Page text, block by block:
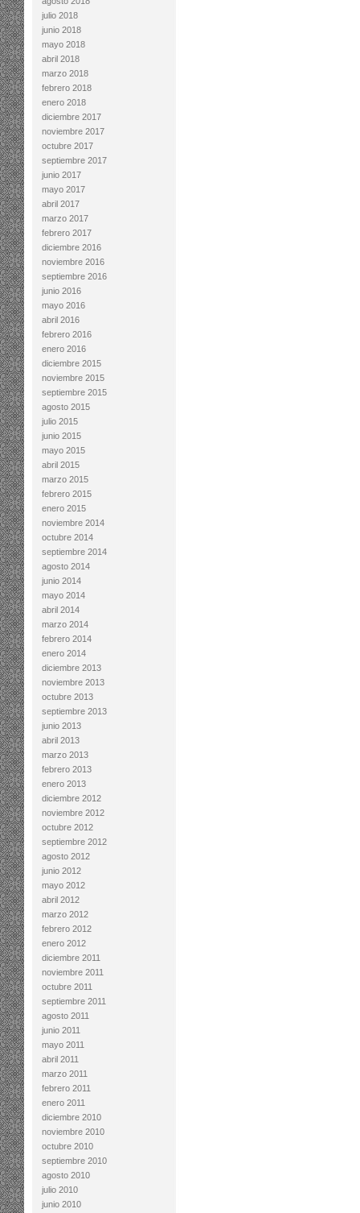
julio 2018
junio 2018
mayo 2018
abril 2018
marzo 2018
febrero 2018
enero 2018
diciembre 2017
noviembre 2017
octubre 2017
septiembre 2017
junio 2017
mayo 2017
abril 2017
marzo 2017
febrero 2017
diciembre 2016
noviembre 2016
septiembre 2016
junio 2016
mayo 2016
abril 2016
febrero 2016
enero 2016
diciembre 2015
noviembre 2015
septiembre 2015
agosto 2015
julio 2015
junio 2015
mayo 2015
abril 2015
marzo 2015
febrero 2015
enero 2015
noviembre 2014
octubre 2014
septiembre 2014
agosto 2014
junio 2014
mayo 2014
abril 2014
marzo 2014
febrero 2014
enero 2014
diciembre 2013
noviembre 2013
octubre 2013
septiembre 2013
junio 2013
abril 2013
marzo 2013
febrero 2013
enero 2013
diciembre 2012
noviembre 2012
octubre 2012
septiembre 2012
agosto 2012
junio 2012
mayo 2012
abril 2012
marzo 2012
febrero 2012
enero 2012
diciembre 2011
noviembre 2011
octubre 2011
septiembre 2011
agosto 2011
junio 2011
mayo 2011
abril 2011
marzo 2011
febrero 2011
enero 2011
diciembre 2010
noviembre 2010
octubre 2010
septiembre 2010
agosto 2010
julio 2010
junio 2010